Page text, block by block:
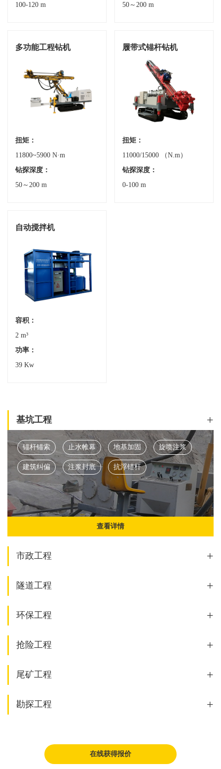
100-120 m
50～200 m
多功能工程钻机
扭矩：
11800~5900 N·m
钻探深度：
50～200 m
履带式锚杆钻机
扭矩：
11000/15000 （N.m）
钻探深度：
0-100 m
自动搅拌机
容积：
2 m³
功率：
39 Kw
基坑工程 +
锚杆锚索 止水帷幕 地基加固 旋喷注浆
建筑纠偏 注浆封底 抗浮锚杆
查看详情
市政工程 +
隧道工程 +
环保工程 +
抢险工程 +
尾矿工程 +
勘探工程 +
在线获得报价